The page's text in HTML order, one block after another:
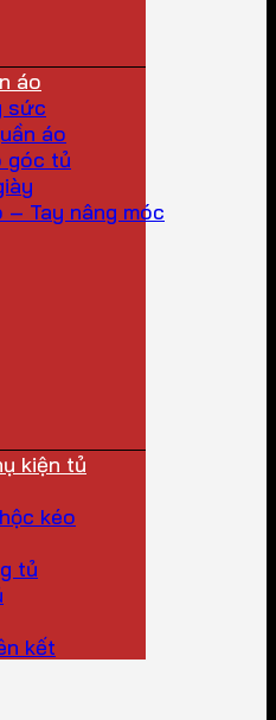
áo
sức
áo
góc tủ
– Tay nâng móc
kiện tủ
kéo
tủ
kết